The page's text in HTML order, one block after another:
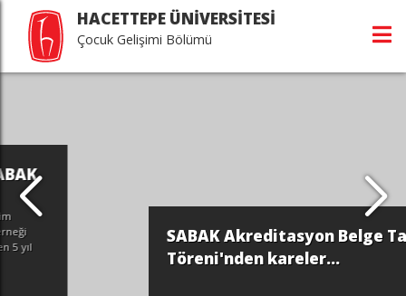
HACETTEPE ÜNİVERSİTESİ
Çocuk Gelişimi Bölümü
SABAK Akreditasyon Belge Takdim
Töreni'nden kareler...